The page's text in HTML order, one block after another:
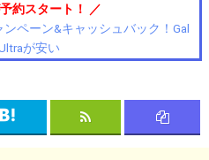
約スタート！ ／
ペーン&キャッシュバック！Gal
が安い